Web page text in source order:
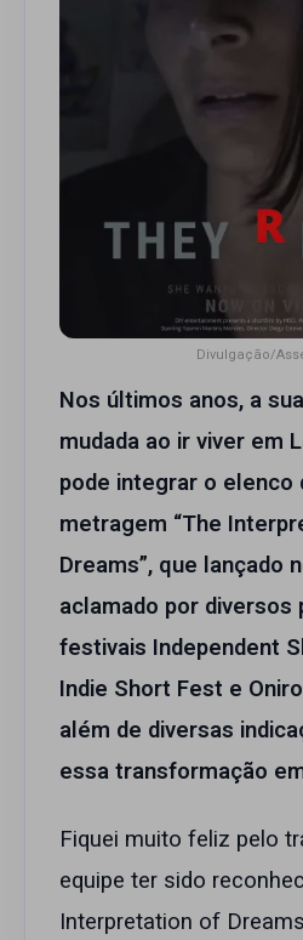
Divulgação/
Nos últimos anos, a
mudada ao ir viver em
pode integrar o elenco
metragem “The
Dreams”, que lançado
aclamado por diversos
festivais Independent
Indie Short Fest e
além de diversas
essa transformação
Fiquei muito feliz pelo
equipe ter sido
Interpretation of